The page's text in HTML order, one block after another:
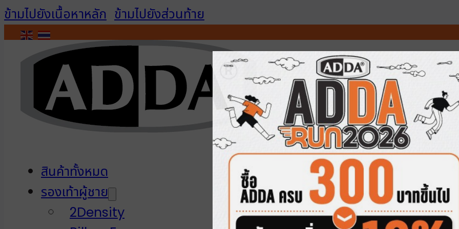
ข้ามไปยังเนื้อหาหลัก ข้ามไปยังส่วนท้าย
ติดต่อเราเข้าสู่ระบบ / สมัครสมาชิก
สินค้าทั้งหมด
รองเท้าผู้ชาย
2Density